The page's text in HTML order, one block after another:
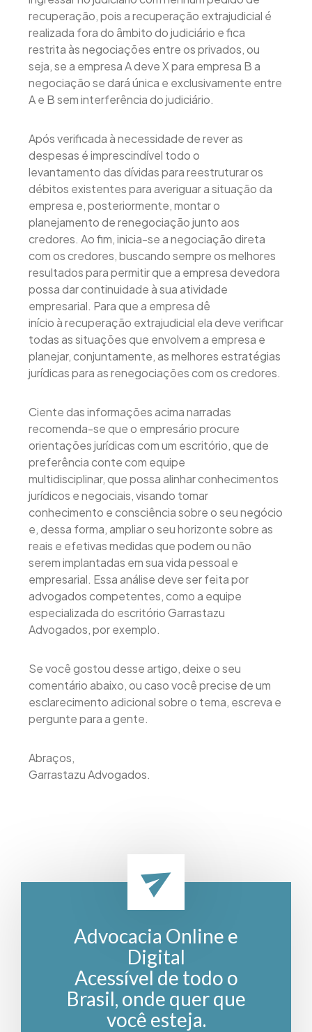
recuperação, pois a recuperação extrajudicial é
realizada fora do âmbito do judiciário e fica
restrita às negociações entre os privados, ou
seja, se a empresa A deve X para empresa B a
negociação se dará única e exclusivamente entre
A e B sem interferência do judiciário.
Após verificada à necessidade de rever as
despesas é imprescindível todo o
levantamento das dívidas para reestruturar os
débitos existentes para averiguar a situação da
empresa e, posteriormente, montar o
planejamento de renegociação junto aos
credores. Ao fim, inicia-se a negociação direta
com os credores, buscando sempre os melhores
resultados para permitir que a empresa devedora
possa dar continuidade à sua atividade
empresarial. Para que a empresa dê
início à recuperação extrajudicial ela deve verificar
todas as situações que envolvem a empresa e
planejar, conjuntamente, as melhores estratégias
jurídicas para as renegociações com os credores.
Ciente das informações acima narradas
recomenda-se que o empresário procure
orientações jurídicas com um escritório, que de
preferência conte com equipe
multidisciplinar, que possa alinhar conhecimentos
jurídicos e negociais, visando tomar
conhecimento e consciência sobre o seu negócio
e, dessa forma, ampliar o seu horizonte sobre as
reais e efetivas medidas que podem ou não
serem implantadas em sua vida pessoal e
empresarial. Essa análise deve ser feita por
advogados competentes, como a equipe
especializada do escritório Garrastazu
Advogados, por exemplo.
Se você gostou desse artigo, deixe o seu
comentário abaixo, ou caso você precise de um
esclarecimento adicional sobre o tema, escreva e
pergunte para a gente.
Abraços,
Garrastazu Advogados.
Advocacia Online e
Digital
Acessível de todo o
Brasil, onde quer que
você esteja.